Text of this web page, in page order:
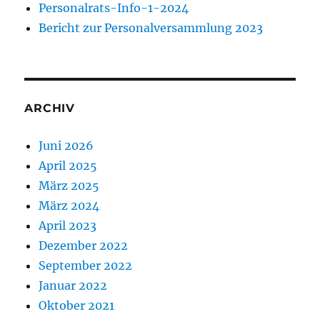
Personalrats-Info-1-2024
Bericht zur Personalversammlung 2023
ARCHIV
Juni 2026
April 2025
März 2025
März 2024
April 2023
Dezember 2022
September 2022
Januar 2022
Oktober 2021